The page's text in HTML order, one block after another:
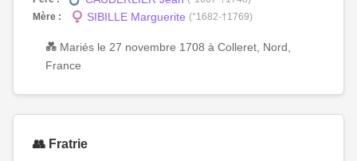
Mère :
SIBILLE Marguerite (°1682-†1769)
💑 Mariés le 27 novembre 1708 à Colleret, Nord,
France
👥 Fratrie